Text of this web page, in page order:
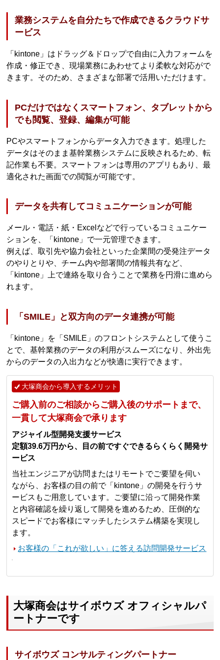
業務システムを自分たちで作成できるクラウドサ
ービス
「kintone」はドラッグ＆ドロップで自由に入力フォームを
作成・修正でき、現場業務にあわせてより柔軟な対応がで
きます。そのため、さまざまな部署で活用いただけます。
PCだけではなくスマートフォン、タブレットから
でも閲覧、登録、編集が可能
PCやスマートフォンからデータ入力できます。処理した
データはそのまま基幹業務システムに反映されるため、転
記作業も不要。スマートフォンは専用のアプリもあり、最
適化された画面での閲覧が可能です。
データを共有してコミュニケーションが可能
メール・電話・紙・Excelなどで行っているコミュニケー
ションを、「kintone」で一元管理できます。
例えば、取引先や協力会社といった企業間の受発注データ
のやりとりや、チーム内や部署間の情報共有など、
「kintone」上で連絡を取り合うことで業務を円滑に進めら
れます。
「SMILE」と双方向のデータ連携が可能
「kintone」を「SMILE」のフロントシステムとして使うこ
とで、基幹業務のデータの利用がスムーズになり、外出先
からのデータの入出力などが快適に実行できます。
大塚商会から導入するメリット
ご購入前のご相談からご購入後のサポートまで、
一貫して大塚商会で承ります
アジャイル型開発支援サービス
定額39.6万円から、目の前ですぐできるらくらく開発サ
ービス
当社エンジニアが訪問またはリモートでご要望を伺い
ながら、お客様の目の前で「kintone」の開発を行うサ
ービスもご用意しています。ご要望に沿って開発作業
と内容確認を繰り返して開発を進めるため、圧倒的な
スピードでお客様にマッチしたシステム構築を実現し
ます。
お客様の「これが欲しい」に答える訪問開発サービス
大塚商会はサイボウズ オフィシャルパ
ートナーです
サイボウズ コンサルティングパートナー